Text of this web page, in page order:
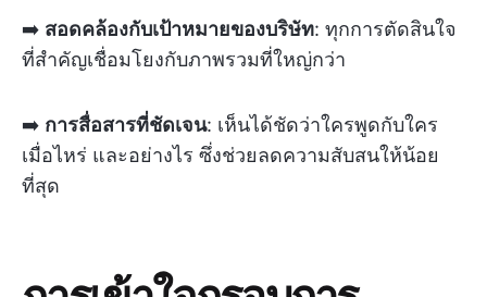
➡️ สอดคล้องกับเป้าหมายของบริษัท: ทุกการตัดสินใจ
ที่สำคัญเชื่อมโยงกับภาพรวมที่ใหญ่กว่า
➡️ การสื่อสารที่ชัดเจน: เห็นได้ชัดว่าใครพูดกับใคร
เมื่อไหร่ และอย่างไร ซึ่งช่วยลดความสับสนให้น้อย
ที่สุด